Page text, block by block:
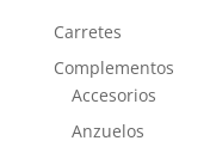
Carretes
Complementos
Accesorios
Anzuelos